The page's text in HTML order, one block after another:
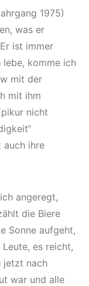
1975)
was er
ist immer
komme ich
mit der
mit ihm
nicht
auch ihre
angeregt,
die Biere
Sonne aufgeht,
es reicht,
jetzt nach
war und alle